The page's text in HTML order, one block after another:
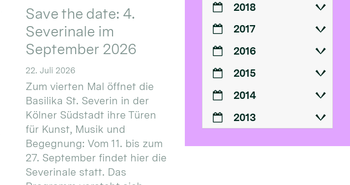
Save the date: 4.
Severinale im
September 2026
22. Juli 2026
Zum vierten Mal öffnet die
Basilika St. Severin in der
Kölner Südstadt ihre Türen
für Kunst, Musik und
Begegnung: Vom 11. bis zum
27. September findet hier die
Severinale statt. Das
2018
2017
2016
2015
2014
2013